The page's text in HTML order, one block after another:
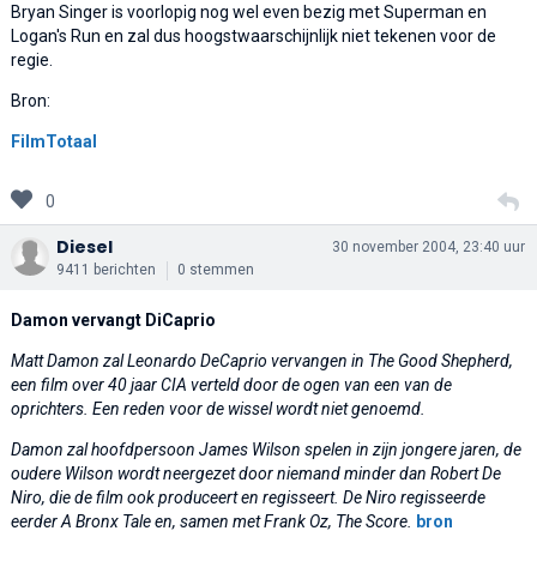
Bryan Singer is voorlopig nog wel even bezig met Superman en
Logan's Run en zal dus hoogstwaarschijnlijk niet tekenen voor de
regie.
Bron:
FilmTotaal
0
Diesel
9411 berichten 0 stemmen
30 november 2004, 23:40 uur
Damon vervangt DiCaprio
Matt Damon zal Leonardo DeCaprio vervangen in The Good Shepherd,
een film over 40 jaar CIA verteld door de ogen van een van de
oprichters. Een reden voor de wissel wordt niet genoemd.
Damon zal hoofdpersoon James Wilson spelen in zijn jongere jaren, de
oudere Wilson wordt neergezet door niemand minder dan Robert De
Niro, die de film ook produceert en regisseert. De Niro regisseerde
eerder A Bronx Tale en, samen met Frank Oz, The Score.
bron